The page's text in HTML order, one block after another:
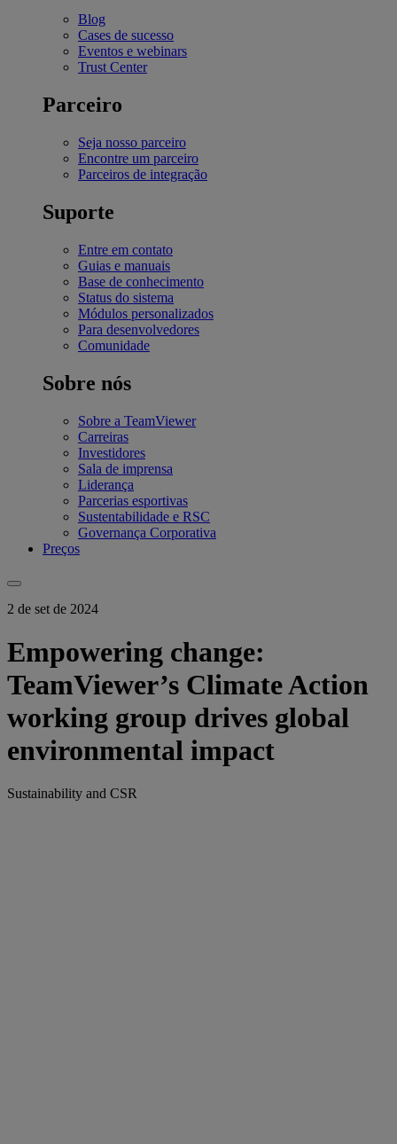
Blog
Cases de sucesso
Eventos e webinars
Trust Center
Parceiro
Seja nosso parceiro
Encontre um parceiro
Parceiros de integração
Suporte
Entre em contato
Guias e manuais
Base de conhecimento
Status do sistema
Módulos personalizados
Para desenvolvedores
Comunidade
Sobre nós
Sobre a TeamViewer
Carreiras
Investidores
Sala de imprensa
Liderança
Parcerias esportivas
Sustentabilidade e RSC
Governança Corporativa
Preços
2 de set de 2024
Empowering change:
TeamViewer’s Climate Action
working group drives global
environmental impact
Sustainability and CSR